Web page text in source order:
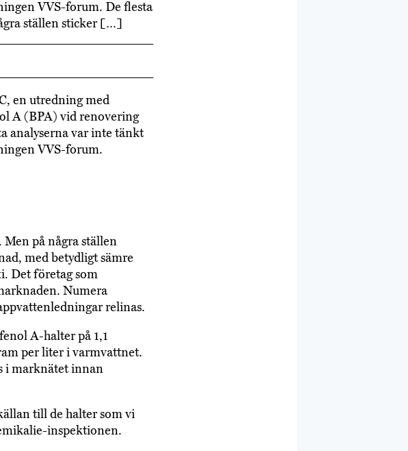
VVS-forum. De flesta
ställen sticker […]
en utredning med
A (BPA) vid renovering
analyserna var inte tänkt
VVS-forum.
Men på några ställen
med betydligt sämre
Det företag som
Numera
relinas.
A-halter på 1,1
per liter i varmvattnet.
i marknätet innan
till de halter som vi
inspektionen.